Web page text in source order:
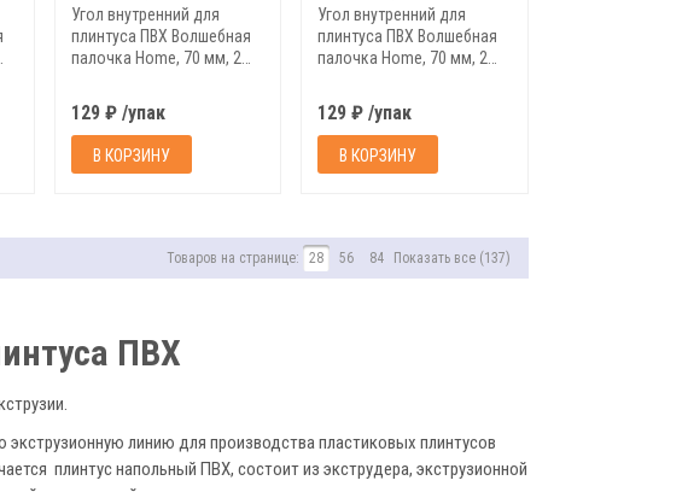
Угол внутренний для
плинтуса ПВХ Волшебная
палочка Home, 70 мм, 2
129 ₽ /упак
В КОРЗИНУ
Угол внутренний для
плинтуса ПВХ Волшебная
палочка Home, 70 мм, 2
129 ₽ /упак
В КОРЗИНУ
Товаров на странице: 28 56 84 Показать все (137)
ПВХ
линию для производства пластиковых плинтусов
плинтус напольный ПВХ, состоит из экструдера, экструзионной